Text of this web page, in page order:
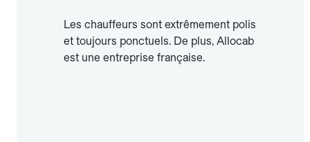
Les chauffeurs sont extrêmement polis
et toujours ponctuels. De plus, Allocab
est une entreprise française.